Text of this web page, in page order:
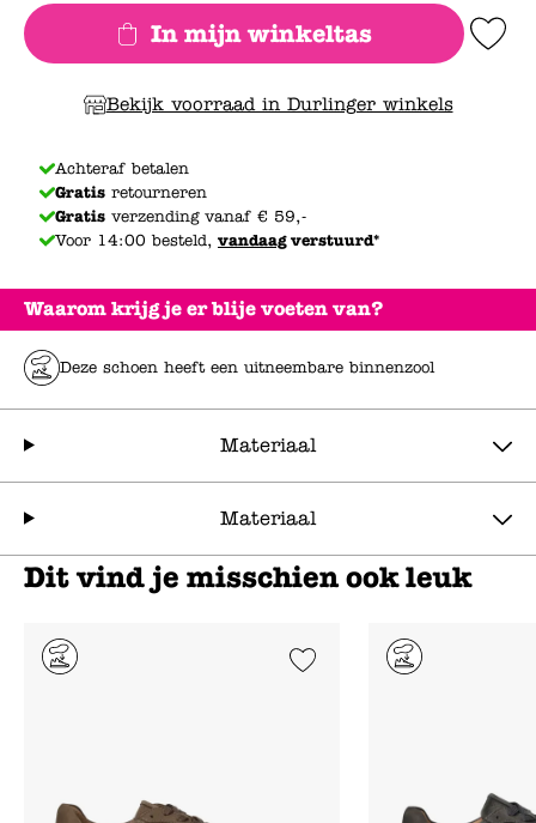
Waarom krijg je er blije voeten van?
Deze schoen heeft een uitneembare binnenzool
Materiaal
Materiaal
In mijn winkeltas Add to
Bekijk voorraad in Durlinger winkels
Achteraf betalen
Gratis retourneren
Gratis verzending vanaf € 59,-
Voor 14:00 besteld, vandaagverstuurd*
Dit vind je misschien ook leuk
Add to Wishlist